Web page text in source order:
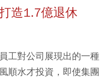
造1.7億退休
工對公司展現出的一種
順水才投資，即使集團